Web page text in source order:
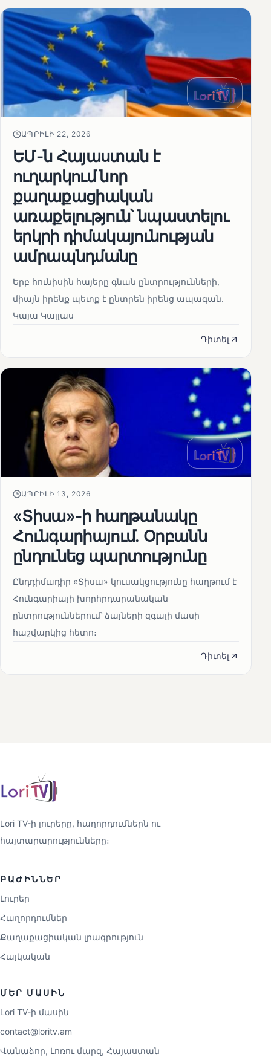
ԱՊՐԻԼԻ 22, 2026
ԵՄ-ն Հայաստան է
ուղարկում նոր
քաղաքացիական
առաքելություն՝ նպաստելու
երկրի դիմակայունության
ամրապնդմանը
Երբ հունիսին հայերը գնան ընտրությունների,
միայն իրենք պետք է ընտրեն իրենց ապագան.
Կայա Կալլաս
Դիտել
ԱՊՐԻԼԻ 13, 2026
«Տիսա»-ի հաղթանակը
Հունգարիայում․ Օրբանն
ընդունեց պարտությունը
Ընդդիմադիր «Տիսա» կուսակցությունը հաղթում է
Հունգարիայի խորհրդարանական
ընտրություններում՝ ձայների զգալի մասի
հաշվարկից հետո։
Դիտել
Lori TV-ի լուրերը, հաղորդումներն ու
հայտարարությունները։
ԲԱԺԻՆՆԵՐ
Լուրեր
Հաղորդումներ
Քաղաքացիական լրագրություն
Հայկական
ՄԵՐ ՄԱՍԻՆ
Lori TV-ի մասին
contact@loritv.am
Վանաձոր, Լոռու մարզ, Հայաստան